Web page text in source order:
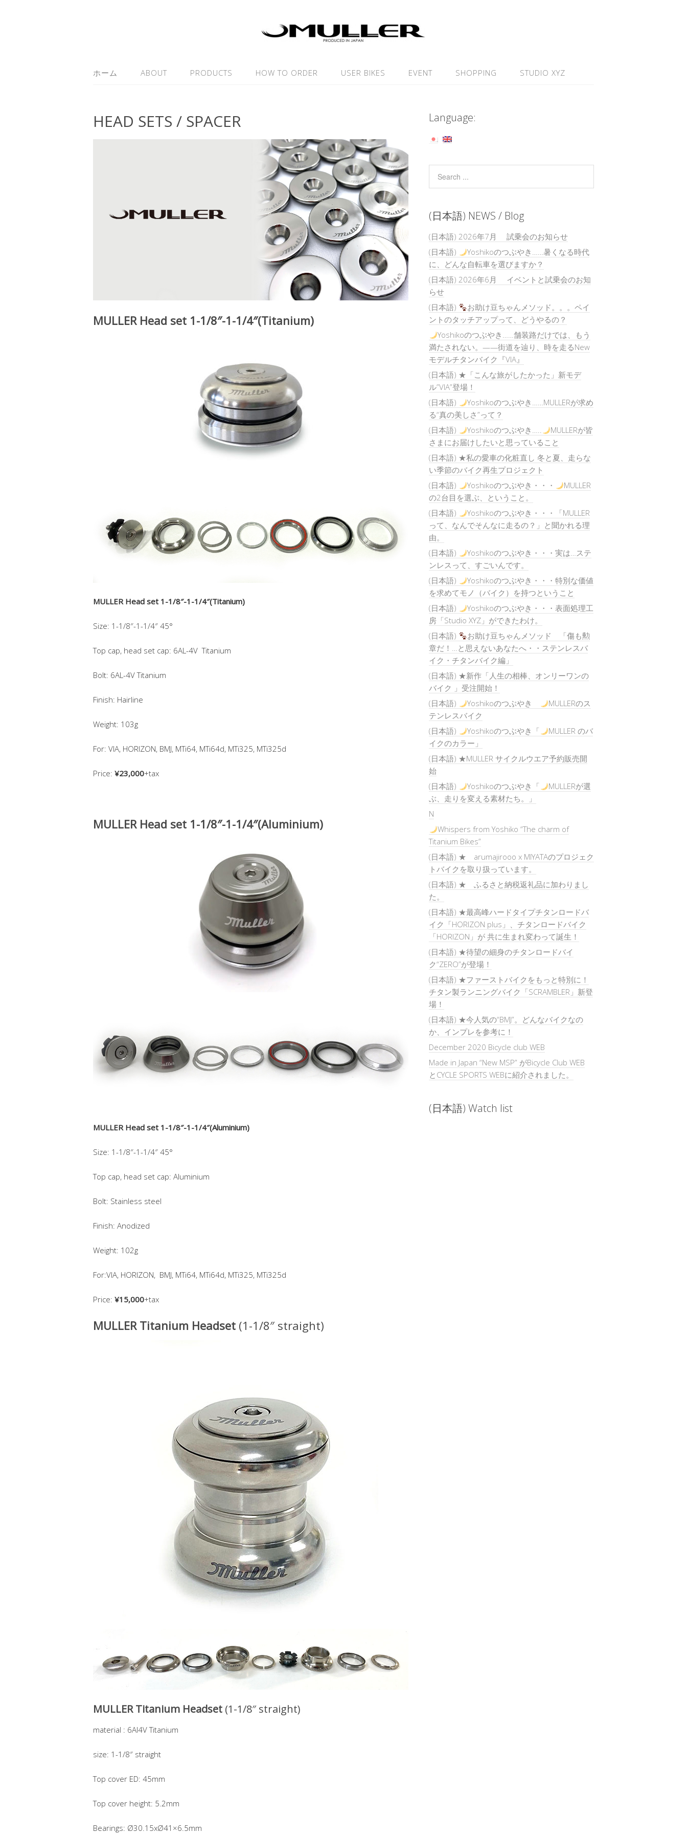
ホーム ABOUT PRODUCTS HOW TO ORDER USER BIKES EVENT SHOPPING STUDIO XYZ
HEAD SETS / SPACER
MULLER Head set 1-1/8″-1-1/4″(Titanium)
MULLER Head set 1-1/8″-1-1/4″(Titanium)
Size: 1-1/8″-1-1/4″ 45°
Top cap, head set cap: 6AL-4V Titanium
Bolt: 6AL-4V Titanium
Finish: Hairline
Weight: 103g
For: VIA, HORIZON, BMJ, MTi64, MTi64d, MTi325, MTi325d
Price: ¥23,000+tax
MULLER Head set 1-1/8″-1-1/4″(Aluminium)
MULLER Head set 1-1/8″-1-1/4″(Aluminium)
Size: 1-1/8″-1-1/4″ 45°
Top cap, head set cap: Aluminium
Bolt: Stainless steel
Finish: Anodized
Weight: 102g
For:VIA, HORIZON, BMJ, MTi64, MTi64d, MTi325, MTi325d
Price: ¥15,000+tax
MULLER Titanium Headset (1-1/8″ straight)
MULLER Titanium Headset (1-1/8″ straight)
material : 6Al4V Titanium
size: 1-1/8″ straight
Top cover ED: 45mm
Top cover height: 5.2mm
Bearings: Ø30.15xØ41×6.5mm
Language:
(日本語) NEWS / Blog
(日本語) 2026年7月 試乗会のお知らせ
(日本語)
Yoshikoのつぶやき……暑くなる時代
に、どんな自転車を選びますか？
(日本語) 2026年6月 イベントと試乗会のお知
らせ
(日本語)
お助け豆ちゃんメソッド。。。ペイ
ントのタッチアップって、どうやるの？
Yoshikoのつぶやき……舗装路だけでは、もう
満たされない。——街道を辿り、時を走るNew
モデルチタンバイク『VIA』
(日本語) ★「こんな旅がしたかった」新モデ
ル”VIA”登場！
(日本語)
Yoshikoのつぶやき……MULLERが求め
る“真の美しさ”って？
(日本語)
Yoshikoのつぶやき…..
MULLERが皆
さまにお届けしたいと思っていること
(日本語) ★私の愛車の化粧直し 冬と夏、走らな
い季節のバイク再生プロジェクト
(日本語)
Yoshikoのつぶやき・・・
MULLER
の2台目を選ぶ、ということ。
(日本語)
Yoshikoのつぶやき・・・「MULLER
って、なんでそんなに走るの？」と聞かれる理
由。
(日本語)
Yoshikoのつぶやき・・・実は…ステ
ンレスって、すごいんです。
(日本語)
Yoshikoのつぶやき・・・特別な価値
を求めてモノ（バイク）を持つということ
(日本語)
Yoshikoのつぶやき・・・表面処理工
房「Studio XYZ」ができたわけ。
(日本語)
お助け豆ちゃんメソッド 「傷も勲
章だ！…と思えないあなたへ・・ステンレスバ
イク・チタンバイク編」
(日本語) ★新作「人生の相棒、オンリーワンの
バイク 」受注開始！
(日本語)
Yoshikoのつぶやき
MULLERのス
テンレスバイク
(日本語)
Yoshikoのつぶやき「
MULLER のバ
イクのカラー」
(日本語) ★MULLER サイクルウエア予約販売開
始
(日本語)
Yoshikoのつぶやき「
MULLERが選
ぶ、走りを変える素材たち。」
N
Whispers from Yoshiko “The charm of
Titanium Bikes”
(日本語) ★ arumajirooo x MIYATAのプロジェク
トバイクを取り扱っています。
(日本語) ★ ふるさと納税返礼品に加わりまし
た。
(日本語) ★最高峰ハードタイプチタンロードバ
イク「HORIZON plus」、チタンロードバイク
「HORIZON」が 共に生まれ変わって誕生！
(日本語) ★待望の細身のチタンロードバイ
ク“ZERO”が登場！
(日本語) ★ファーストバイクをもっと特別に！
チタン製ランニングバイク「SCRAMBLER」新登
場！
(日本語) ★今人気の“BMJ”。どんなバイクなの
か、インプレを参考に！
December 2020 Bicycle club WEB
Made in Japan “New MSP” がBicycle Club WEB
とCYCLE SPORTS WEBに紹介されました。
(日本語) Watch list